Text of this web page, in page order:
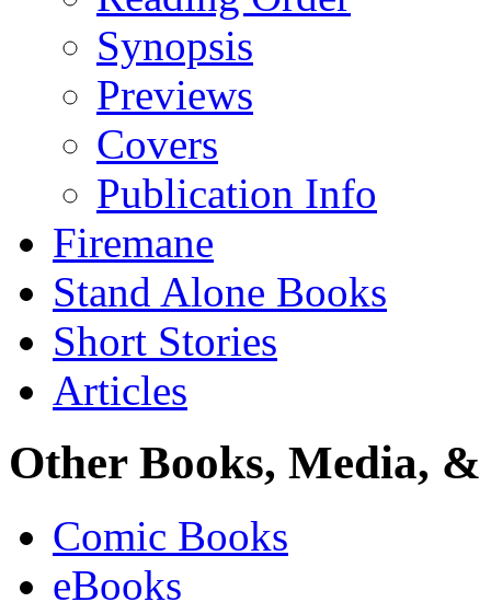
Synopsis
Previews
Covers
Publication Info
Firemane
Stand Alone Books
Short Stories
Articles
Other Books, Media,
Comic Books
eBooks